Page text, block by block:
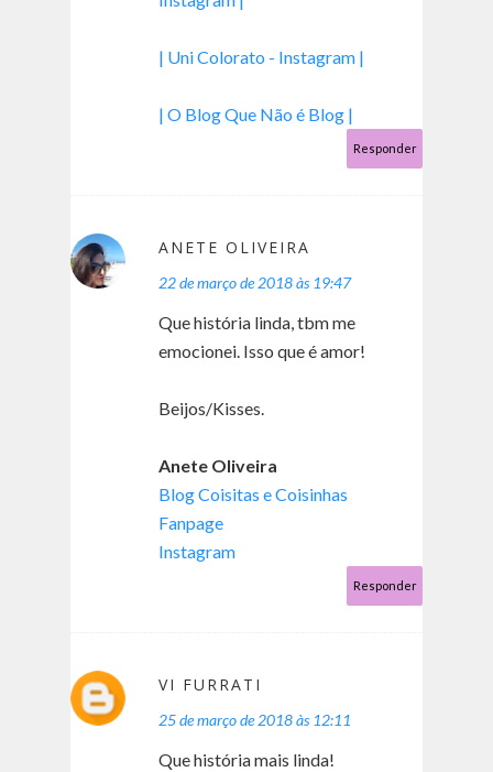
| Uni Colorato - Instagram |
| O Blog Que Não é Blog |
Responder
ANETE OLIVEIRA
22 de março de 2018 às 19:47
Que história linda, tbm me
emocionei. Isso que é amor!
Beijos/Kisses.
Anete Oliveira
Blog Coisitas e Coisinhas
Fanpage
Instagram
Responder
VI FURRATI
25 de março de 2018 às 12:11
Que história mais linda!